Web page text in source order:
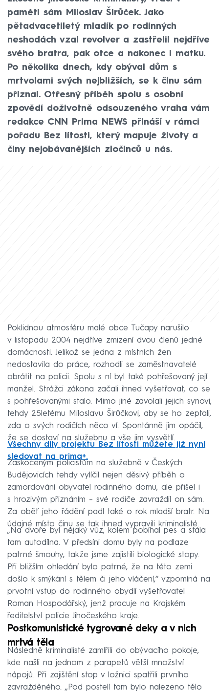
paměti sám Miloslav Širůček. Jako
pětadvacetiletý mladík po rodinných
neshodách vzal revolver a zastřelil nejdříve
svého bratra, pak otce a nakonec i matku.
Po několika dnech, kdy obýval dům s
mrtvolami svých nejbližších, se k činu sám
přiznal. Otřesný příběh spolu s osobní
zpovědí doživotně odsouzeného vraha vám
redakce CNN Prima NEWS přináší v rámci
pořadu Bez lítosti, který mapuje životy a
činy nejobávanějších zločinců u nás.
Poklidnou atmosféru malé obce Tučapy narušilo
v listopadu 2004 nejdříve zmizení dvou členů jedné
domácnosti. Jelikož se jedna z místních žen
nedostavila do práce, rozhodli se zaměstnavatelé
obrátit na policii. Spolu s ní byl také pohřešovaný její
manžel. Strážci zákona začali ihned vyšetřovat, co se
s pohřešovanými stalo. Mimo jiné zavolali jejich synovi,
tehdy 25letému Miloslavu Širůčkovi, aby se ho zeptali,
zda o svých rodičích něco ví. Spontánně jim opáčil,
že se dostaví na služebnu a vše jim vysvětlí.
Všechny díly projektu Bez lítosti můžete již nyní
sledovat na prima+.
Zaskočeným policistům na služebně v Českých
Budějovicích tehdy vylíčil nejen děsivý příběh o
zamordování obyvatel rodinného domu, ale přišel i
s hrozivým přiznáním – své rodiče zavraždil on sám.
Za oběť jeho řádění padl také o rok mladší bratr. Na
údajné místo činu se tak ihned vypravili kriminalisté.
„Na dvoře byl nějaký vůz, kolem pobíhal pes a stála
tam autodílna. V předsíni domu byly na podlaze
patrné šmouhy, takže jsme zajistili biologické stopy.
Při bližším ohledání bylo patrné, že na této zemi
došlo k smýkání s tělem či jeho vláčení,“ vzpomíná na
prvotní vstup do rodinného obydlí vyšetřovatel
Roman Hospodářský, jenž pracuje na Krajském
ředitelství policie Jihočeského kraje.
Postkomunistické tygrované deky a v nich
mrtvá těla
Následně kriminalisté zamířili do obývacího pokoje,
kde našli na jednom z parapetů větší množství
nápojů. Při zajištění stop v ložnici spatřili prvního
zavražděného. „Pod postelí tam bylo nalezeno tělo